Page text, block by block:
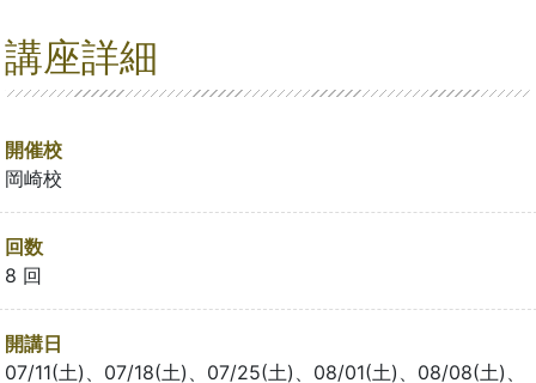
講座詳細
開催校
岡崎校
回数
8 回
開講日
07/11(土)、07/18(土)、07/25(土)、08/01(土)、08/08(土)、